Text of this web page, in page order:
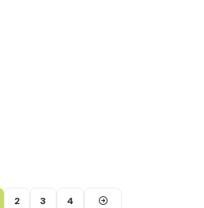
2 3 4